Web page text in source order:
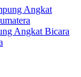
Angkat Bicara